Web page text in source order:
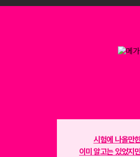
시험에 나올만
이미 알고는 있었지